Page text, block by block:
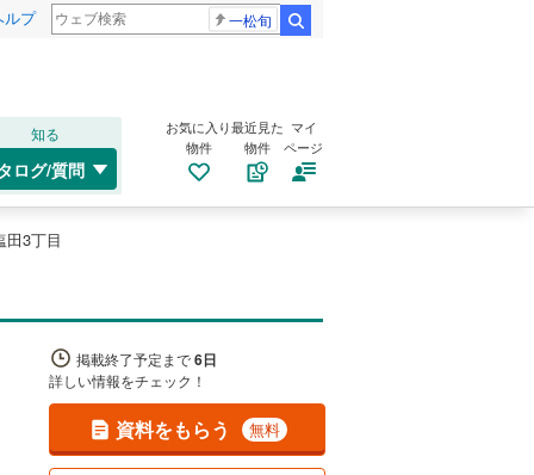
ルプ 一松旬
知る
ログ/質問
お気に入り
物件
最近見た
物件
マイ
ページ
田3丁目
掲載終了予定まで6日
詳しい情報をチェック！
資料をもらう 無料